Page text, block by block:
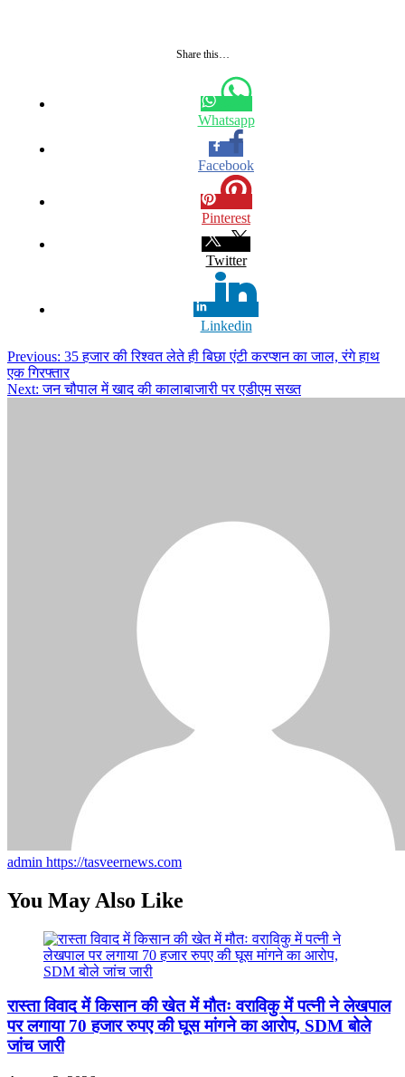
Share this…
Whatsapp
Facebook
Pinterest
Twitter
Linkedin
Post
navigation
Previous: 35 हजार की रिश्वत लेते ही बिछा एंटी करप्शन का जाल, रंगे हाथ
एक गिरफ्तार
Next: जन चौपाल में खाद की कालाबाजारी पर एडीएम सख्त
admin https://tasveernews.com
You May Also Like
रास्ता विवाद में किसान की खेत में मौतः वराविकु में पत्नी ने लेखपाल
पर लगाया 70 हजार रुपए की घूस मांगने का आरोप, SDM बोले
जांच जारी